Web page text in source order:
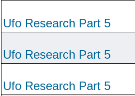
Ufo Research Part 5
Ufo Research Part 5
Ufo Research Part 5